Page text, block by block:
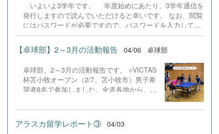
い空気が広がっています。 それぞれにとっ
て実りある一年になりますように。
いよいよ3学年です。 年度始めにあたり、3学年通信を
発行しますので読んでいただけると幸いです。 なお、閲覧
にはパスワードが必要ですので、パスワードを入力してご
覧ください。 パスワードは安心安全メールで周知していま
す。 ３学年通信NO1（20260408）.pdf
【卓球部】2～3月の活動報告 04/06 卓球部
卓球部、2～3月の活動報告です。 ○VICTAS
杯苫小牧オープン（2/7、苫小牧市）男子希
望者8名で参加しました。全道各地から、そ
の方々が参加するオープン大会。その中で本
校の選手もそれぞれが練習の成果を試すべ
く、懸命に試合に臨んでいました。上位進出
アラスカ留学レポート③ 04/03